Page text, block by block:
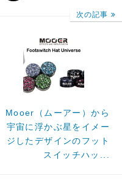
次の記事
Mooer（ムーアー）から
宇宙に浮かぶ星をイメー
ジしたデザインのフット
スイッチハッ...